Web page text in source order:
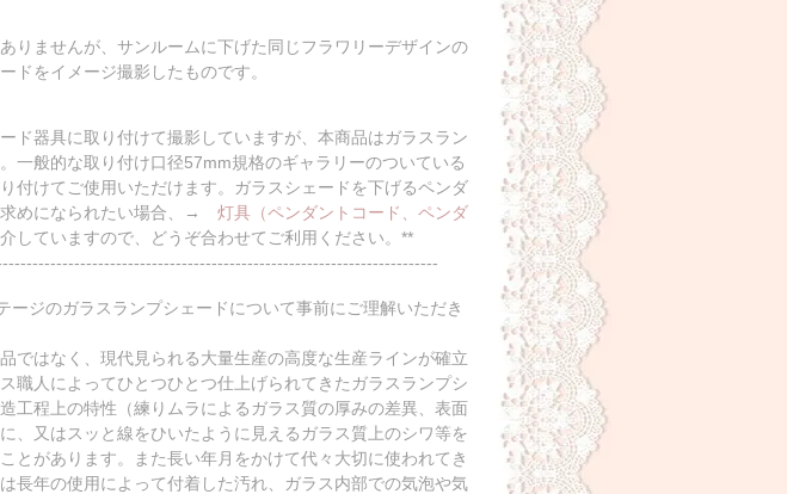
りませんが、サンルームに下げた同じフラワリーデザインの
ドをイメージ撮影したものです。
ド器具に取り付けて撮影していますが、本商品はガラスラン
一般的な取り付け口径57mm規格のギャラリーのついている
付けてご使用いただけます。ガラスシェードを下げるペンダ
求めになられたい場合、→ 灯具（ペンダントコード、ペンダ
していますので、どうぞ合わせてご利用ください。**
ージのガラスランプシェードについて事前にご理解いただき
ではなく、現代見られる大量生産の高度な生産ラインが確立
職人によってひとつひとつ仕上げられてきたガラスランプシ
工程上の特性（練りムラによるガラス質の厚みの差異、表面
、又はスッと線をひいたように見えるガラス質上のシワ等を
とがあります。また長い年月をかけて代々大切に使われてき
長年の使用によって付着した汚れ、ガラス内部での気泡や気